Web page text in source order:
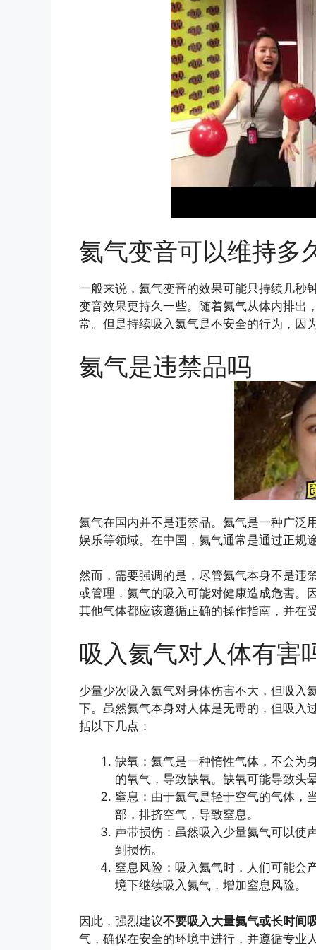
氦气变音可以维持多
一般来说，氦气变音的效果可能只持续几秒
变音效果更持久一些。随着氦气从体内排出
常。但是持续吸入氦气是不安全的行为，因
氦气是违禁品吗
氦气在国内并不是违禁品。氦气是一种广泛
娱乐等领域。在中国，氦气通常是通过正规
然而，需要强调的是，尽管氦气本身不是违
或管理，氦气的吸入可能对健康造成危害。
其他气体都应该遵循正确的操作指南，并在
吸入氦气对人体有害
少量少次吸入氦气对身体伤害不大，但吸入
下。虽然氦气本身对人体是无毒的，但吸入
括以下几点：
缺氧：氦气是一种惰性气体，不会为
的氧气，导致缺氧。缺氧可能导致头
窒息：由于氦气是轻于空气的气体，
部，排挤空气，导致窒息。
声带损伤：虽然吸入少量氦气可以使
到损伤。
窒息风险：吸入氦气时，人们可能会
境下继续吸入氦气，增加窒息风险。
因此，强烈建议不要吸入大量氦气或长时间
气，确保在安全的环境中进行，并遵循专业